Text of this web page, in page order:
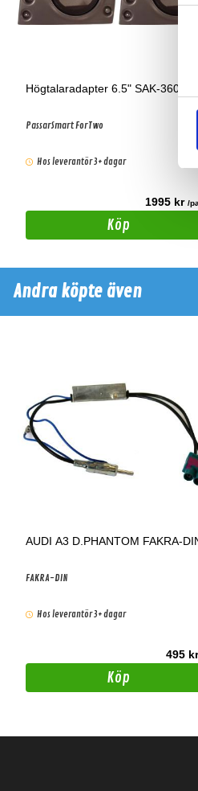
Högtalaradapter 6.5" SAK-3601
PassarSmart ForTwo
Hos leverantör 3+ dagar
1995 kr /
Köp
Andra köpte även
AUDI A3 D.PHANTOM FAKRA-
FAKRA-DIN
Hos leverantör 3+ dagar
495
Köp